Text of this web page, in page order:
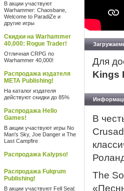
В акции участвуют
Warhammer: Chaosbane,
Welcome to ParadiZe и
другие игры
Скидки на Warhammer
40,000: Rogue Trader!
Отличная CRPG по
Warhammer 40,000!
Распродажа издателя
META Publishing!
На каталог издателя
действуют скидки до 85%
Распродажа Hello
Games!
В акции участвуют игры No
Man's Sky, Joe Danger и The
Last Campfire
Распродажа Kalypso!
Распродажа Fulqrum
Publishing!
В акции участвуют Fell Seal:
Для
Kings
В
The